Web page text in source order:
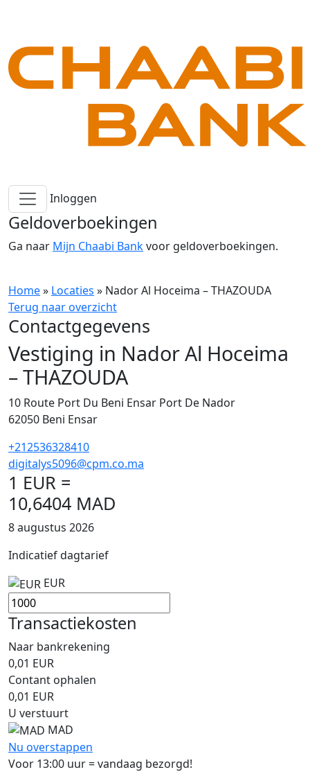
Inloggen
Geldoverboekingen
Ga naar Mijn Chaabi Bankvoor geldoverboekingen.
Home» Locaties » Nador Al Hoceima – THAZOUDA
Terug naar overzicht
Contactgegevens
Vestiging in Nador Al Hoceima
– THAZOUDA
10 Route Port Du Beni Ensar Port De Nador
62050 Beni Ensar
+212536328410
digitalys5096@cpm.co.ma
1 EUR =
10,6404 MAD
8 augustus 2026
Indicatief dagtarief
EUR
Transactiekosten
Naar bankrekening
0,01 EUR
Contant ophalen
0,01 EUR
U verstuurt
MAD
Nu overstappen
Voor 13:00 uur = vandaag bezorgd!